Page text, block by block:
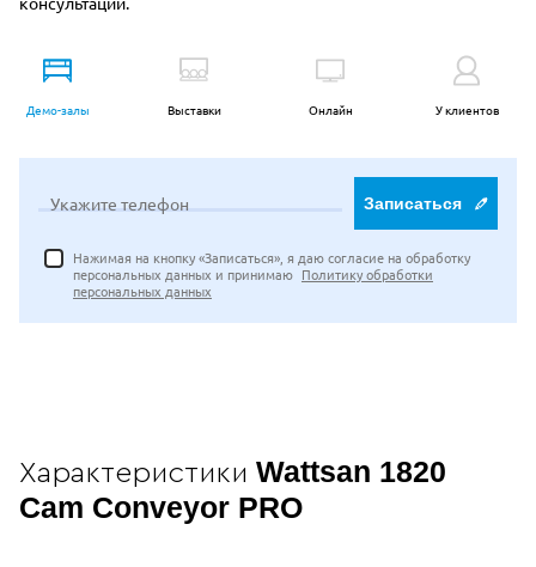
Демо-залы Выставки Онлайн У клиентов
Укажите телефон Записаться
Нажимая на кнопку «Записаться», я даю согласие на обработку
персональных данных и принимаю Политику обработки
персональных данных
Характеристики Wattsan 1820
Cam Conveyor PRO